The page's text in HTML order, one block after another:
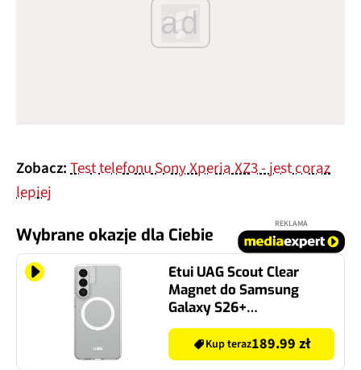
ad
Zobacz:Test telefonu Sony Xperia XZ3 - jest coraz
lepiej
Wybrane okazje dla Ciebie
REKLAMA
Etui UAG Scout Clear
Magnet do Samsung
Galaxy S26+
Przezroczysto-biały
Kup teraz189.99 zł